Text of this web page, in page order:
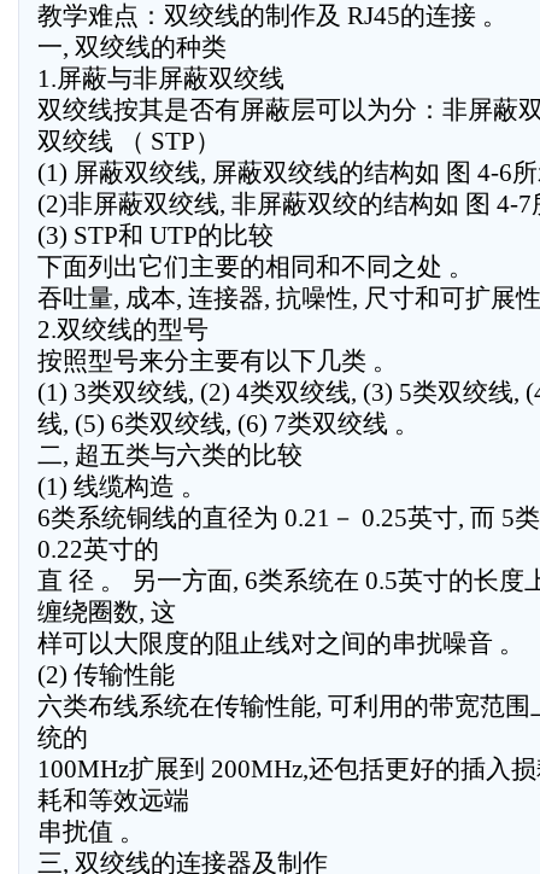
教学难点：双绞线的制作及 RJ45的连接 。
一, 双绞线的种类
1.屏蔽与非屏蔽双绞线
双绞线按其是否有屏蔽层可以为分：非屏蔽
双绞线 （ STP）
(1) 屏蔽双绞线, 屏蔽双绞线的结构如 图 4-6
(2)非屏蔽双绞线, 非屏蔽双绞的结构如 图 4-7
(3) STP和 UTP的比较
下面列出它们主要的相同和不同之处 。
吞吐量, 成本, 连接器, 抗噪性, 尺寸和可扩展性
2.双绞线的型号
按照型号来分主要有以下几类 。
(1) 3类双绞线, (2) 4类双绞线, (3) 5类双绞线,
线, (5) 6类双绞线, (6) 7类双绞线 。
二, 超五类与六类的比较
(1) 线缆构造 。
6类系统铜线的直径为 0.21－ 0.25英寸, 而 5
0.22英寸的
直 径 。 另一方面, 6类系统在 0.5英寸的长度
缠绕圈数, 这
样可以大限度的阻止线对之间的串扰噪音 。
(2) 传输性能
六类布线系统在传输性能, 可利用的带宽范围
统的
100MHz扩展到 200MHz,还包括更好的插入
耗和等效远端
串扰值 。
三, 双绞线的连接器及制作